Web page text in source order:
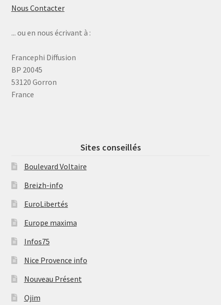
Nous Contacter
... ou en nous écrivant à :
Francephi Diffusion
BP 20045
53120 Gorron
France
Sites conseillés
Boulevard Voltaire
Breizh-info
EuroLibertés
Europe maxima
Infos75
Nice Provence info
Nouveau Présent
Ojim